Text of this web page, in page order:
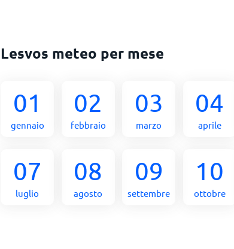
Lesvos meteo per mese
01
gennaio
02
febbraio
03
marzo
04
aprile
07
luglio
08
agosto
09
settembre
10
ottobre